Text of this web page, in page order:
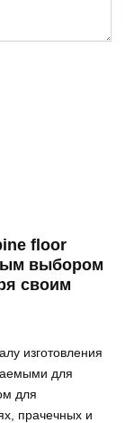
floor
выбором
своим
изготовления
для
для
прачечных и